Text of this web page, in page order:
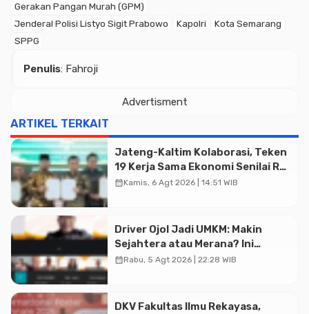
Advertisment
Gerakan Pangan Murah (GPM)
Jenderal Polisi Listyo Sigit Prabowo
Kapolri
Kota Semarang
SPPG
Penulis: Fahroji
Advertisment
ARTIKEL TERKAIT
Jateng-Kaltim Kolaborasi, Teken
19 Kerja Sama Ekonomi Senilai Rp
20,2 Triliun
calendar_monthKamis, 6 Agt 2026 | 14:51 WIB
Driver Ojol Jadi UMKM: Makin
Sejahtera atau Merana? Ini
Temuan Diskusi Paramadina
calendar_monthRabu, 5 Agt 2026 | 22:28 WIB
DKV Fakultas Ilmu Rekayasa,